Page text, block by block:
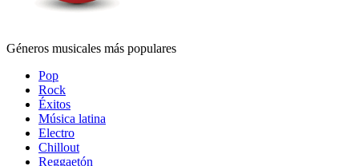
Géneros musicales más populares
Pop
Rock
Éxitos
Música latina
Electro
Chillout
Reggaetón